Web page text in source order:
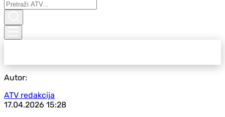
Autor:
ATV redakcija
17.04.2026 15:28